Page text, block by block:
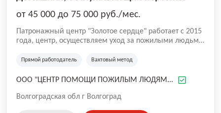
от 45 000 до 75 000 руб./мес.
Патронажный центр "Золотое сердце" работает с 2015
года, центр, осуществляем уход за пожилыми людьми
Прямой работодатель Вахтовый метод
ООО "ЦЕНТР ПОМОЩИ ПОЖИЛЫМ ЛЮДЯМ...
Волгоградская обл г Волгоград